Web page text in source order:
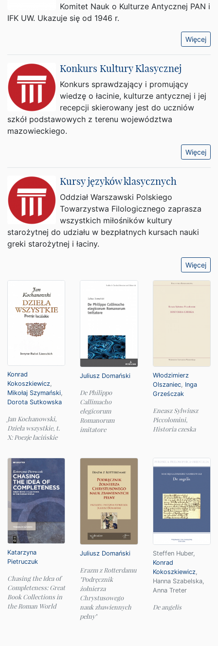
Konrad
Kokoszkiewicz,
Mikołaj Szymański,
Dorota Sutkowska
Jan Kochanowski,
Dzieła wszystkie, t.
X: Poezje łacińskie
Juliusz Domański
De Philippo
Callimacho
elegicorum
Romanorum
imitatore
Włodzimierz
Olszaniec, Inga
Grześczak
Eneasz Sylwiusz
Piccolomini,
Historia czeska
Katarzyna
Pietruczuk
Chasing the Idea of
Completeness: Great
Book Collections in
the Roman World
Juliusz Domański
Erazm z Rotterdamu
"Podręcznik
żołnierza
Chrystusowego
nauk zbawiennych
pełny"
Steffen Huber,
Konrad
Kokoszkiewicz,
Hanna Szabelska,
Anna Treter
De angelis
Komitet Nauk o Kulturze Antycznej PAN i
IFK UW. Ukazuje się od 1946 r.
Więcej
Konkurs Kultury Klasycznej
Konkurs sprawdzający i promujący
wiedzę o łacinie, kulturze antycznej i jej
recepcji skierowany jest do uczniów
szkół podstawowych z terenu województwa
mazowieckiego.
Więcej
Kursy języków klasycznych
Oddział Warszawski Polskiego
Towarzystwa Filologicznego zaprasza
wszystkich miłośników kultury
starożytnej do udziału w bezpłatnych kursach nauki
greki starożytnej i łaciny.
Więcej